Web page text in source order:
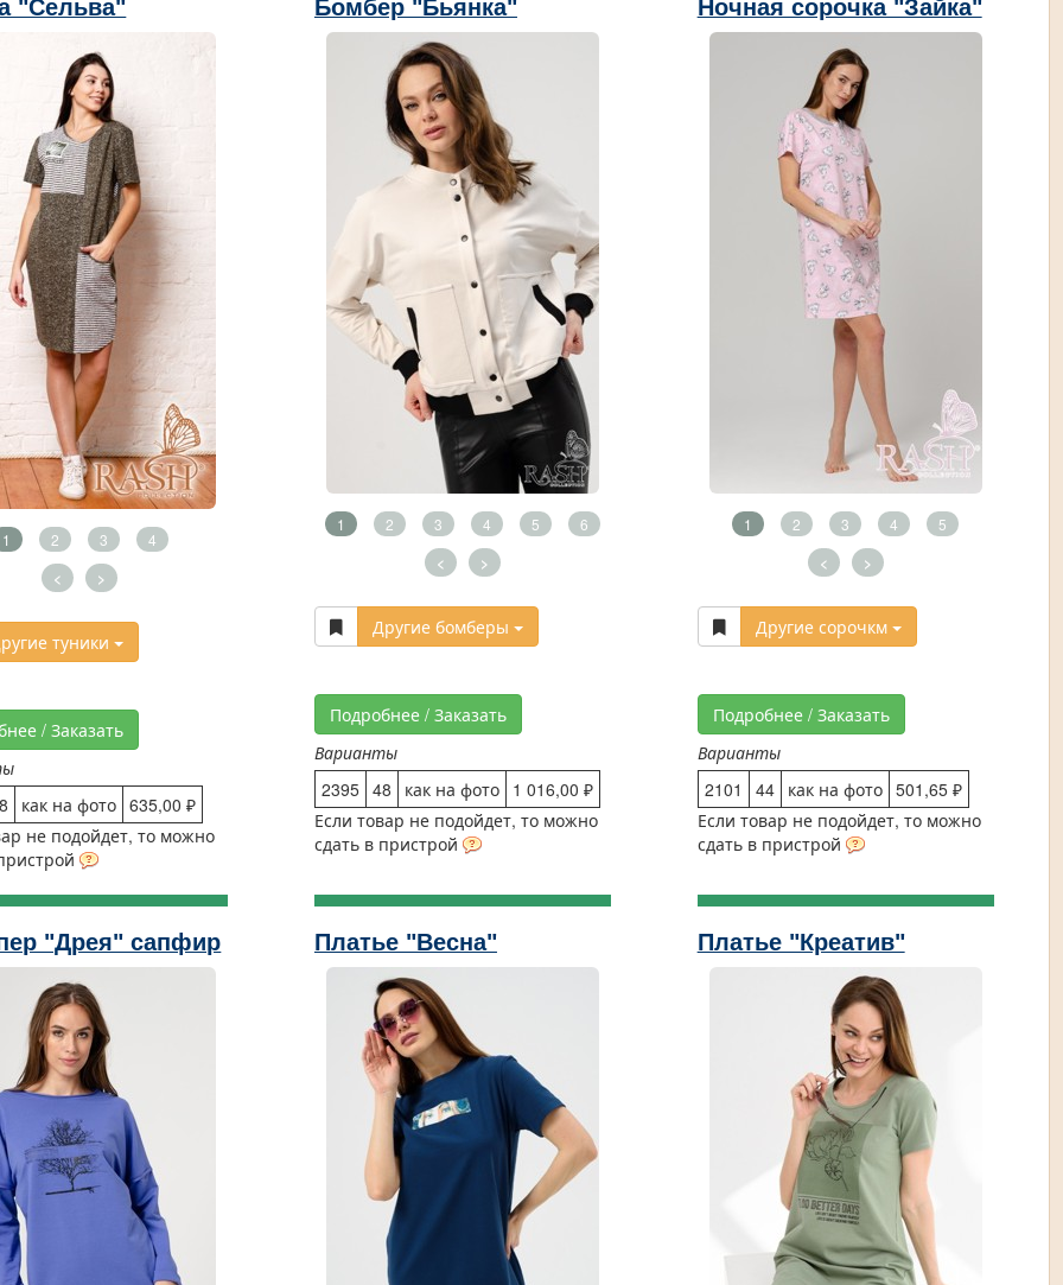
"Сельва"
1 2 3 4
< >
туники
/ Заказать
как на фото 635,00 ₽
не подойдет, то можно
Бомбер "Бьянка"
1 2 3 4 5 6
< >
Другие бомберы
Подробнее / Заказать
Варианты
2395 48 как на фото
1 016,00 ₽
Если товар не подойдет, то можно
сдать в пристрой
Ночная сорочка "Зайка"
1 2 3 4 5
< >
Другие сорочкм
Подробнее / Заказать
Варианты
2101
44 как на фото 501,65 ₽
Если товар не подойдет, то можно
сдать в пристрой
"Дрея" сапфир Платье "Весна" Платье "Креатив"